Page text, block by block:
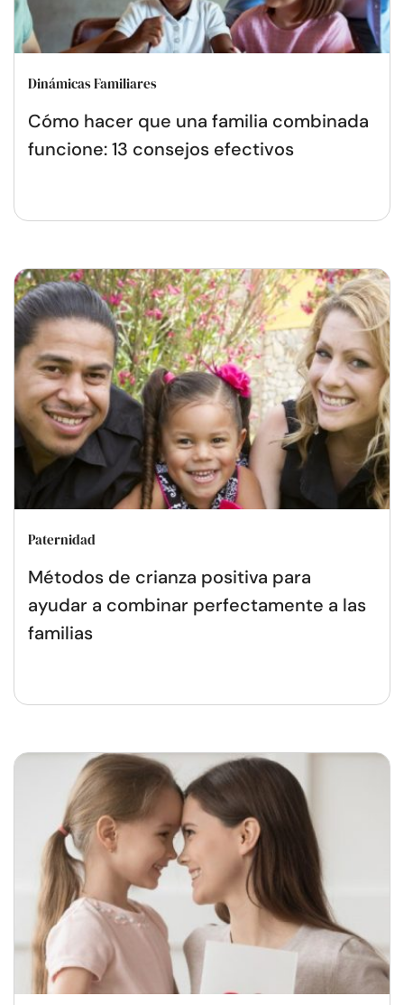
Dinámicas Familiares
Cómo hacer que una familia combinada
funcione: 13 consejos efectivos
Paternidad
Métodos de crianza positiva para
ayudar a combinar perfectamente a las
familias